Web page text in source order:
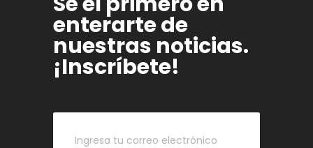
enterarte de
nuestras noticias.
¡Inscríbete!